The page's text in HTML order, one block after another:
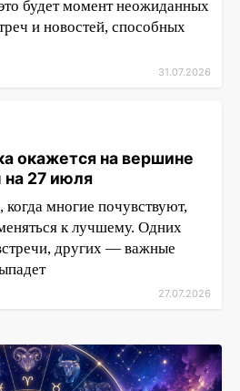
будет момент неожиданных
и новостей, способных
31.07.2026
окажется на вершине
на 27 июля
многие почувствуют,
к лучшему. Одних
других — важные
27.07.2026